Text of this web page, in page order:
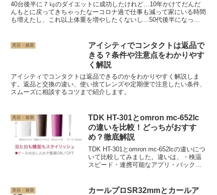
40台後半に７㎏のダイエットに成功したけれど…10年かけてだんだ
んもとに戻ってきちゃったなーコロナ過で仕事も減って家にいる時間
も増えたし、これ以上体重を増やしたくないし…50代後半になった
美容・健康
アイシティでコンタクトは返品で
きる？条件や注意点をわかりやす
く解説
アイシティでコンタクトは返品できるのかをわかりやすく解説しま
す。返品と交換の違い、使い捨てレンズや定期便で注意したい条件、
スムーズに相談するコツまで紹介します。
美容・健康
TDK HT-301とomron mc-652lc
の違いを比較！どっちがおすす
め？徹底解説
TDK HT-301とomron mc-652lcの違いにつ
いて比較してみました。違いは、・検温
スピード・連携可能なアプリ・バックラ
がお好みで予算を抑えたい方はTDK...
美容・健康
カールプロSR32mmとカールア